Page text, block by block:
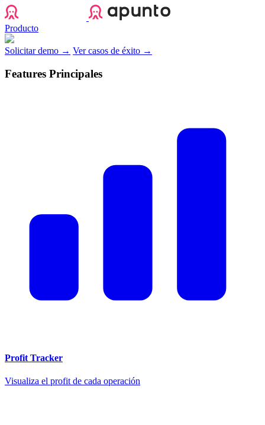
Apunto
Producto
Solicitar demo → Ver casos de éxito →
Features Principales
Profit Tracker
Visualiza el profit de cada operación